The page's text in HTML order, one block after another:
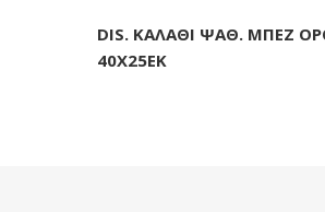
DIS. ΚΑΛΑΘΙ ΨΑΘ. ΜΠΕΖ
40Χ25ΕΚ